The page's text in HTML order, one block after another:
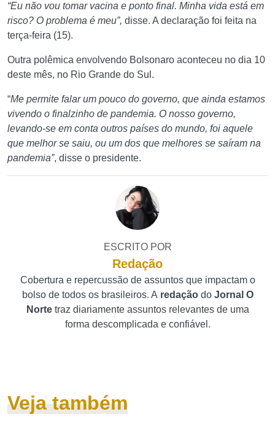
“Eu não vou tomar vacina e ponto final. Minha vida está em
risco? O problema é meu”, disse. A declaração foi feita na
terça-feira (15).
Outra polêmica envolvendo Bolsonaro aconteceu no dia 10
deste mês, no Rio Grande do Sul.
“Me permite falar um pouco do governo, que ainda estamos
vivendo o finalzinho de pandemia. O nosso governo,
levando-se em conta outros países do mundo, foi aquele
que melhor se saiu, ou um dos que melhores se saíram na
pandemia”, disse o presidente.
ESCRITO POR
Redação
Cobertura e repercussão de assuntos que impactam o
bolso de todos os brasileiros. A redação do Jornal O
Norte traz diariamente assuntos relevantes de uma
forma descomplicada e confiável.
Veja também